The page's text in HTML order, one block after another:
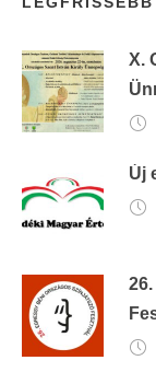
X.
Új